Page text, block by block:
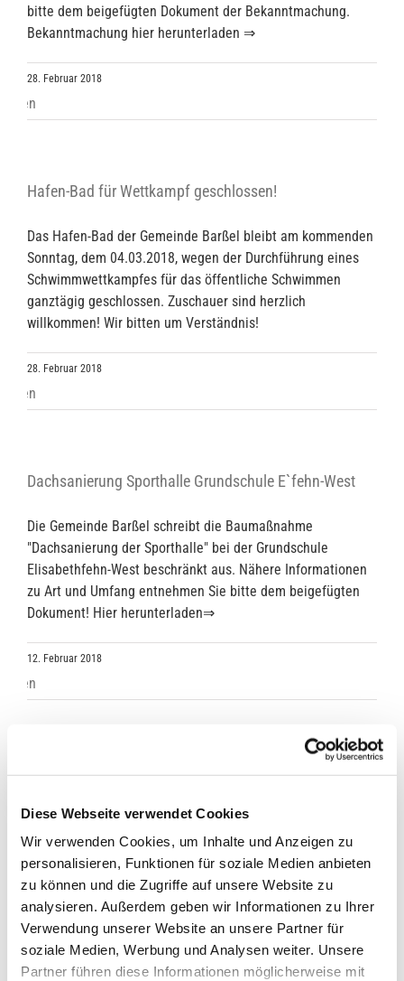
Diese Webseite verwendet Cookies
Wir verwenden Cookies, um Inhalte und Anzeigen zu
personalisieren, Funktionen für soziale Medien anbieten
zu können und die Zugriffe auf unsere Website zu
analysieren. Außerdem geben wir Informationen zu Ihrer
Verwendung unserer Website an unsere Partner für
soziale Medien, Werbung und Analysen weiter. Unsere
Partner führen diese Informationen möglicherweise mit
bitte dem beigefügten Dokument der Bekanntmachung.
Bekanntmachung hier herunterladen ⇒
28. Februar 2018
Hafen-Bad für Wettkampf geschlossen!
Das Hafen-Bad der Gemeinde Barßel bleibt am kommenden
Sonntag, dem 04.03.2018, wegen der Durchführung eines
Schwimmwettkampfes für das öffentliche Schwimmen
ganztägig geschlossen. Zuschauer sind herzlich
willkommen! Wir bitten um Verständnis!
28. Februar 2018
Dachsanierung Sporthalle Grundschule E`fehn-West
Die Gemeinde Barßel schreibt die Baumaßnahme
"Dachsanierung der Sporthalle" bei der Grundschule
Elisabethfehn-West beschränkt aus. Nähere Informationen
zu Art und Umfang entnehmen Sie bitte dem beigefügten
Dokument! Hier herunterladen⇒
12. Februar 2018